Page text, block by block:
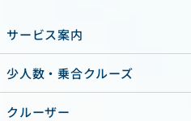
サービス案内
少人数・乗合クルーズ
クルーザー